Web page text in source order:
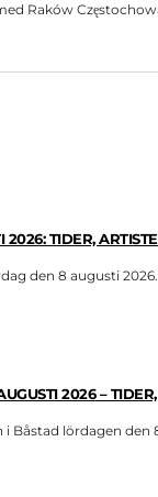
Raków
TIDER,
den 8 augusti 2026.
2026 – TIDER,
i Båstad lördagen den